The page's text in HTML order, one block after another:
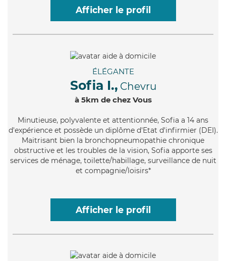
Afficher le profil
ÉLÉGANTE
Sofia I., Chevru
à 5km de chez Vous
Minutieuse, polyvalente et attentionnée, Sofia a 14 ans
d'expérience et possède un diplôme d'Etat d'infirmier (DEI).
Maitrisant bien la bronchopneumopathie chronique
obstructive et les troubles de la vision, Sofia apporte ses
services de ménage, toilette/habillage, surveillance de nuit
et compagnie/loisirs*
Afficher le profil